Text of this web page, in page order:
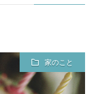
家のこと